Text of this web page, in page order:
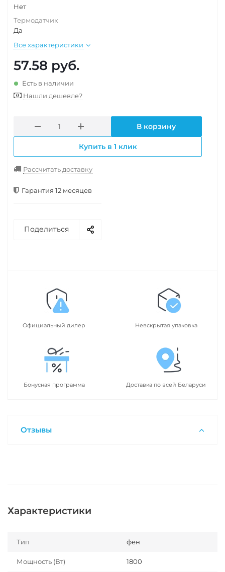
Нет
Термодатчик
Да
Все характеристики
57.58 руб.
Есть в наличии
Нашли дешевле?
В корзину
Купить в 1 клик
Рассчитать доставку
Гарантия 12 месяцев
Поделиться
Официальный дилер Невскрытая упаковка
Бонусная программа Доставка по всей Беларуси
Отзывы
Характеристики
Тип фен
Мощность (Вт) 1800